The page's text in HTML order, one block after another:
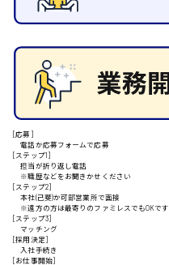
安芸太田町
安芸郡
山口県
日給10000円以上
[応募]
電話か応募フォームで応募
[ステップ1]
担当が折り返し電話
※職歴などをお聞きかせください
[ステップ2]
本社(己斐)か可部営業所で面接
※遠方の方は最寄りのファミレスでもOKです
[ステップ3]
マッチング
[採用決定]
入社手続き
[お仕事開始]